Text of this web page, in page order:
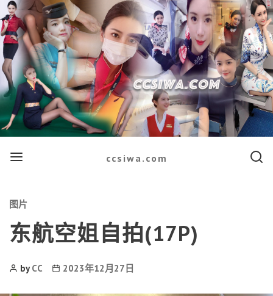
Menu ccsiwa.com Search
Categories
图片
东航空姐自拍(17P)
PostbyCC
Post2023年12月27日